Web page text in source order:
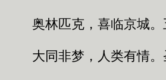
奥林匹克，喜临京城。
大同非梦，人类有情。